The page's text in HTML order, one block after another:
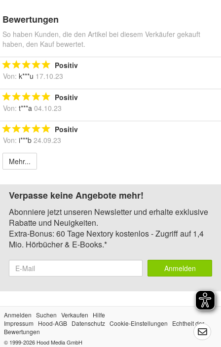
Bewertungen
So haben Kunden, die den Artikel bei diesem Verkäufer gekauft
haben, den Kauf bewertet.
Positiv
Von: k***u 17.10.23
Positiv
Von: t***a 04.10.23
Positiv
Von: i***b 24.09.23
Mehr...
Verpasse keine Angebote mehr!
Abonniere jetzt unseren Newsletter und erhalte exklusive
Rabatte und Neuigkeiten.
Extra-Bonus: 60 Tage Nextory kostenlos - Zugriff auf 1,4
Mio. Hörbücher & E-Books.*
Anmelden
Anmelden Suchen Verkaufen
Hilfe
Impressum
Hood-AGB Datenschutz Cookie-Einstellungen
Echtheit der
Bewertungen
© 1999-2026 Hood Media GmbH